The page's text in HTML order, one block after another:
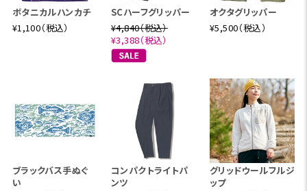
ボタニカルハンカチ
¥1,100（税込）
SCハーフグリッパー
¥4,840（税込）
¥3,388（税込）
オクタグリッパー
¥5,500（税込）
ブラックバス手ぬぐ
い
コンパクトライトパ
ンツ
グリッドウールフルジ
ップ